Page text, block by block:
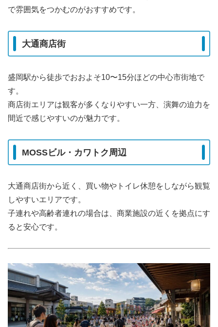
で雰囲気をつかむのがおすすめです。
大通商店街
盛岡駅から徒歩でおおよそ10〜15分ほどの中心市街地で
す。
商店街エリアは観客が多くなりやすい一方、演舞の迫力を
間近で感じやすいのが魅力です。
MOSSビル・カワトク周辺
大通商店街から近く、買い物やトイレ休憩をしながら観覧
しやすいエリアです。
子連れや高齢者連れの場合は、商業施設の近くを拠点にす
ると安心です。